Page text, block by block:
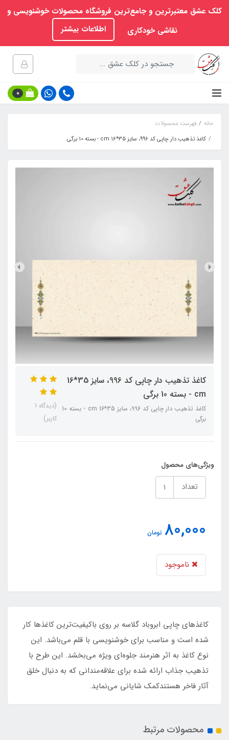
کلک عشق معتبرترین و جامع‌ترین فروشگاه محصولات خوشنویسی و
نقاشی خودکاری
اطلاعات بیشتر
0
خانه
فهرست محصولات
کاغذ تذهیب دار چاپی کد 996، سایز 35*16 cm - بسته 10 برگی
کاغذ تذهیب دار چاپی کد 996، سایز 35*16
cm - بسته 10 برگی
کاغذ تذهیب دار چاپی کد 996، سایز 35*16 cm - بسته 10
برگی
(دیدگاه 1
کاربر)
ویژگی‌های محصول
تعداد
80,000 تومان
ناموجود
کاغذهای چاپی ابروباد گلاسه بر روی باکیفیت‌ترین کاغذها کار
شده است و مناسب برای خوشنویسی با قلم می‌باشد. این
نوع کاغذ به اثر هنرمند جلوه‌ای ویژه می‌بخشد. این طرح با
تذهیب جذاب ارائه شده برای علاقه‌مندانی که به دنبال خلق
آثار فاخر هستندکمک شایانی می‌نماید.
محصولات مرتبط